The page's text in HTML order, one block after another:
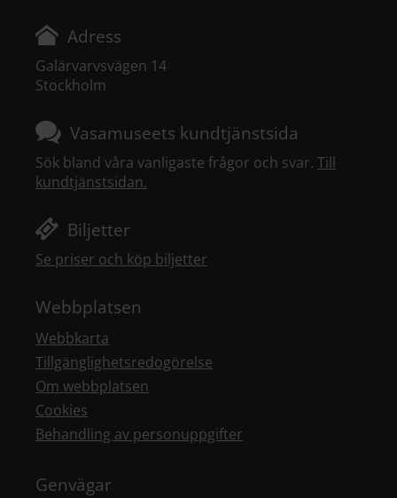
Adress
Galärvarvsvägen 14
Stockholm
Vasamuseets kundtjänstsida
Sök bland våra vanligaste frågor och svar. Till
kundtjänstsidan.
Biljetter
Se priser och köp biljetter
Webbplatsen
Webbkarta
Tillgänglighetsredogörelse
Om webbplatsen
Cookies
Behandling av personuppgifter
Genvägar